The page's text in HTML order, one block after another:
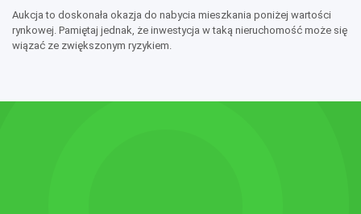
Aukcja to doskonała okazja do nabycia mieszkania poniżej wartości
rynkowej. Pamiętaj jednak, że inwestycja w taką nieruchomość może się
wiązać ze zwiększonym ryzykiem.